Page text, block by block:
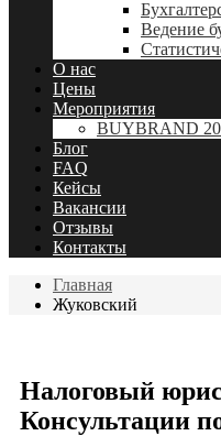
Ведение
О нас
Цены
Мероприятия
BUYBRAND
Блог
FAQ
Кейсы
Вакансии
Отзывы
Контакты
Главная
Жуковский
Налоговый
Консультации